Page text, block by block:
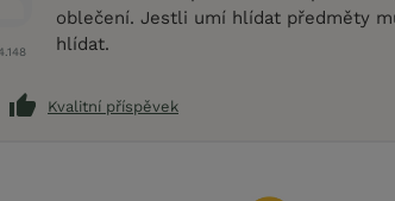
oblečení. Jestli umí hlídat předměty
hlídat.
Kvalitní příspěvek